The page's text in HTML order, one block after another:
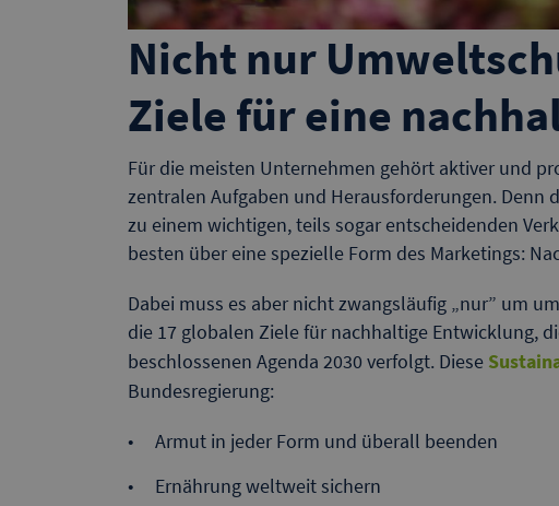
Nicht nur
Ziele für eine
Für die meisten Unternehmen gehört aktiver und
zentralen Aufgaben und Herausforderungen. Denn
zu einem wichtigen, teils sogar entscheidenden
besten über eine spezielle Form des Marketings:
Dabei muss es aber nicht zwangsläufig „nur” um
die 17 globalen Ziele für nachhaltige Entwicklung,
beschlossenen Agenda 2030 verfolgt. Diese
Bundesregierung:
Armut in jeder Form und überall beenden
Ernährung weltweit sichern